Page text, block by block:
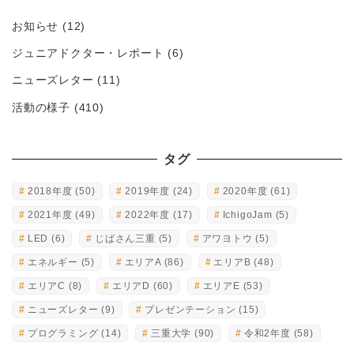
お知らせ (12)
ジュニアドクター・レポート (6)
ニューズレター (11)
活動の様子 (410)
タグ
2018年度 (50) 2019年度 (24) 2020年度 (61)
2021年度 (49) 2022年度 (17) IchigoJam (5)
LED (6) じばさん三重 (5) アワヨトウ (5)
エネルギー (5) エリアA(86) エリアB (48)
エリアC (8) エリアD (60) エリアE (53)
ニューズレター (9) プレゼンテーション (15)
プログラミング (14) 三重大学 (90) 令和2年度 (58)